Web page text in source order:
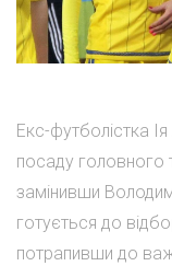
Екс-футболістка
посаду головного
замінивши
готується до
потрапивши до